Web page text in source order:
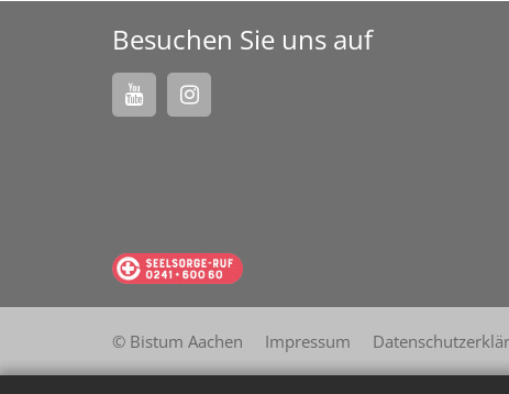
Besuchen Sie uns auf
© Bistum Aachen Impressum